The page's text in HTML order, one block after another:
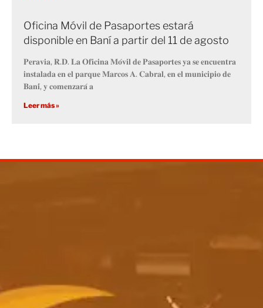
Oficina Móvil de Pasaportes estará
disponible en Baní a partir del 11 de agosto
𝐏𝐞𝐫𝐚𝐯𝐢𝐚, 𝐑.𝐃. 𝐋𝐚 𝐎𝐟𝐢𝐜𝐢𝐧𝐚 𝐌𝐨́𝐯𝐢𝐥 𝐝𝐞 𝐏𝐚𝐬𝐚𝐩𝐨𝐫𝐭𝐞𝐬 𝐲𝐚 𝐬𝐞 𝐞𝐧𝐜𝐮𝐞𝐧𝐭𝐫𝐚
𝐢𝐧𝐬𝐭𝐚𝐥𝐚𝐝𝐚 𝐞𝐧 𝐞𝐥 𝐩𝐚𝐫𝐪𝐮𝐞 𝐌𝐚𝐫𝐜𝐨𝐬 𝐀. 𝐂𝐚𝐛𝐫𝐚𝐥, 𝐞𝐧 𝐞𝐥 𝐦𝐮𝐧𝐢𝐜𝐢𝐩𝐢𝐨 𝐝𝐞
𝐁𝐚𝐧𝐢́, 𝐲 𝐜𝐨𝐦𝐞𝐧𝐳𝐚𝐫𝐚́ 𝐚
Leer más »